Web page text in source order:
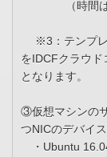
（時間は24
※3：テンプレ
をIDCFクラウ
となります。
③仮想マシンの
つNICのデバイ
・Ubuntu